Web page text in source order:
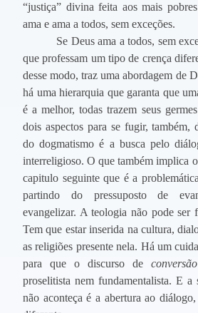
“justiça” divina feita aos mais
ama e ama a todos, sem exceções.
Se Deus ama a todos, sem
que professam um tipo de crença
desse modo, traz uma abordagem de
há uma hierarquia que garanta que
é a melhor, todas trazem seus
dois aspectos para se fugir, também,
do dogmatismo é a busca pelo
interreligioso. O que também implica
capitulo seguinte que é a
partindo do pressuposto de
evangelizar. A teologia não pode ser
Tem que estar inserida na cultura,
as religiões presente nela. Há um
para que o discurso de
proselitista nem fundamentalista. E a
não aconteça é a abertura ao